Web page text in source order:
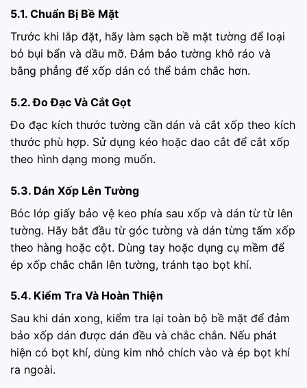
5.1. Chuẩn Bị Bề Mặt
Trước khi lắp đặt, hãy làm sạch bề mặt tường để loại
bỏ bụi bẩn và dầu mỡ. Đảm bảo tường khô ráo và
bằng phẳng để xốp dán có thể bám chắc hơn.
5.2. Đo Đạc Và Cắt Gọt
Đo đạc kích thước tường cần dán và cắt xốp theo kích
thước phù hợp. Sử dụng kéo hoặc dao cắt để cắt xốp
theo hình dạng mong muốn.
5.3. Dán Xốp Lên Tường
Bóc lớp giấy bảo vệ keo phía sau xốp và dán từ từ lên
tường. Hãy bắt đầu từ góc tường và dán từng tấm xốp
theo hàng hoặc cột. Dùng tay hoặc dụng cụ mềm để
ép xốp chắc chắn lên tường, tránh tạo bọt khí.
5.4. Kiểm Tra Và Hoàn Thiện
Sau khi dán xong, kiểm tra lại toàn bộ bề mặt để đảm
bảo xốp dán được dán đều và chắc chắn. Nếu phát
hiện có bọt khí, dùng kim nhỏ chích vào và ép bọt khí
ra ngoài.